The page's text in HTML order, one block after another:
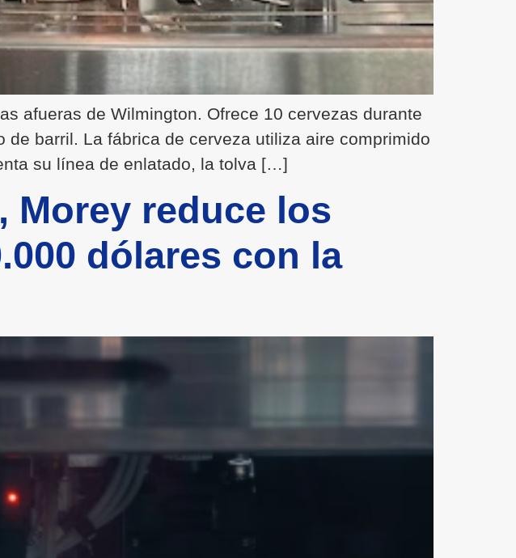
afueras de Wilmington. Ofrece 10 cervezas durante
barril. La fábrica de cerveza utiliza aire comprimido
su línea de enlatado, la tolva […]
Morey reduce los
dólares con la